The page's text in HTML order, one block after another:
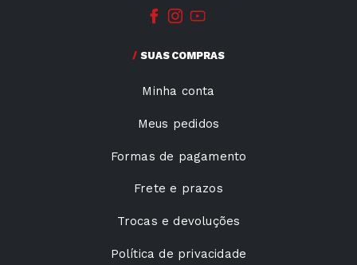
SUAS COMPRAS
Minha conta
Meus pedidos
Formas de pagamento
Frete e prazos
Trocas e devoluções
Política de privacidade